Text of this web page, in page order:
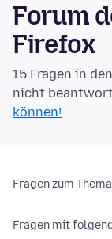
Forum
Firefox
15 Fragen in
nicht
können!
Fragen zum
Fragen mit